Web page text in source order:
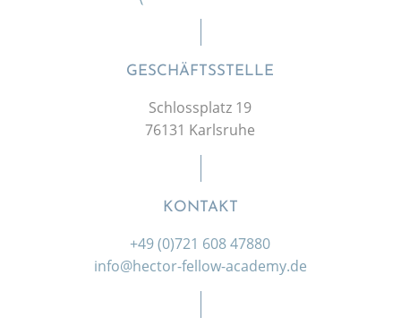
GESCHÄFTSSTELLE
Schlossplatz 19
76131 Karlsruhe
KONTAKT
+49 (0)721 608 47880
info@hector-fellow-academy.de